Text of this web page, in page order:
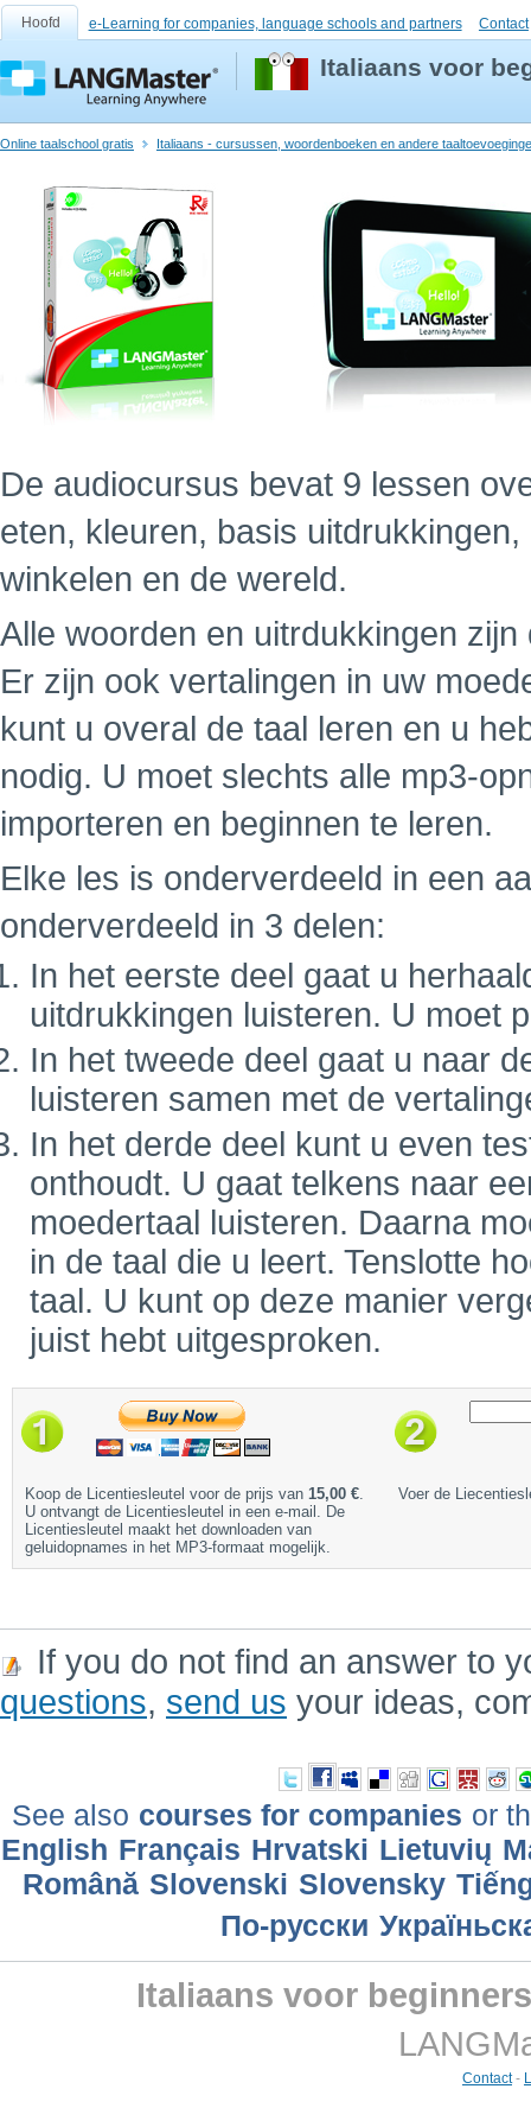
Hoofd e-Learning for companies, language schools and partners Contact
Italiaans voor
Online taalschool gratis Italiaans - cursussen, woordenboeken en andere
De audiocursus bevat 9 lessen
eten, kleuren, basis
winkelen en de wereld.
Alle woorden en uitrdukkingen
Er zijn ook vertalingen in uw
kunt u overal de taal leren en u
nodig. U moet slechts alle mp3-
importeren en beginnen te leren.
Elke les is onderverdeeld in een
onderverdeeld in 3 delen:
In het eerste deel gaat u
uitdrukkingen luisteren. U moet
In het tweede deel gaat u naar
luisteren samen met de
In het derde deel kunt u even
onthoudt. U gaat telkens naar
moedertaal luisteren. Daarna
in de taal die u leert. Tenslotte
taal. U kunt op deze manier
juist hebt uitgesproken.
Koop de Licentiesleutel voor de prijs van 15,00 €.
U ontvangt de Licentiesleutel in een e-mail. De
Licentiesleutel maakt het downloaden van
geluidopnames in het MP3-formaat mogelijk.
Voer de
If you do not find an answer to
questions, send us your ideas,
See also courses for companies or
English Français Hrvatski Lietuvių
Română Slovenski Slovensky
По-русски
Italiaans voor
Contact-